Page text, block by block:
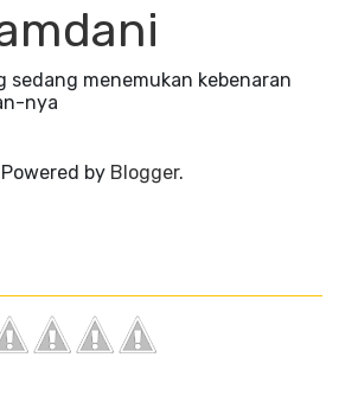
sedang menemukan kebenaran
nya
Powered by Blogger.